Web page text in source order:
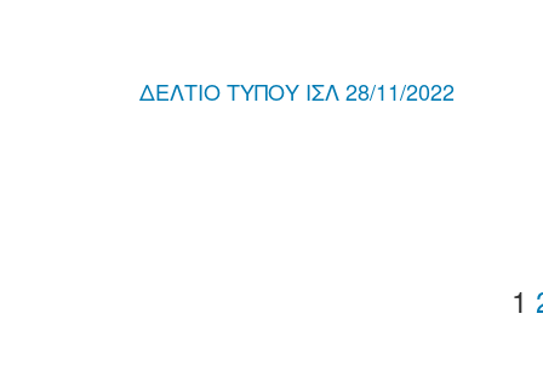
ΔΕΛΤΙΟ ΤΥΠΟΥ ΙΣΛ 28/11/2022
1